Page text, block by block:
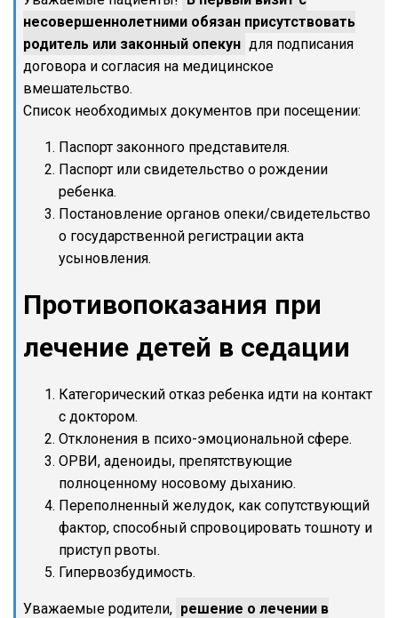
несовершеннолетними обязан присутствовать
родитель или законный опекун для подписания
договора и согласия на медицинское
вмешательство.
Список необходимых документов при посещении:
Паспорт законного представителя.
Паспорт или свидетельство о рождении
ребенка.
Постановление органов опеки/свидетельство
о государственной регистрации акта
усыновления.
Противопоказания при
лечение детей в седации
Категорический отказ ребенка идти на контакт
с доктором.
Отклонения в психо-эмоциональной сфере.
ОРВИ, аденоиды, препятствующие
полноценному носовому дыханию.
Переполненный желудок, как сопутствующий
фактор, способный спровоцировать тошноту и
приступ рвоты.
Гипервозбудимость.
Уважаемые родители, решение о лечении в